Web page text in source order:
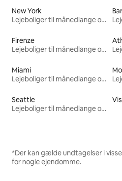
New York
Lejeboliger til månedlange ophold
Firenze
Lejeboliger til månedlange ophold
Miami
Lejeboliger til månedlange ophold
Seattle
Lejeboliger til månedlange ophold
*Der kan gælde undtagelser i
for nogle ejendomme.